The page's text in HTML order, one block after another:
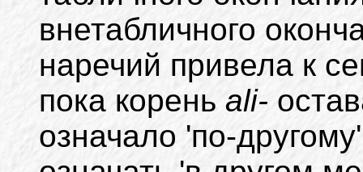
внетабличного
наречий привела к
пока корень ali-
означало 'по-